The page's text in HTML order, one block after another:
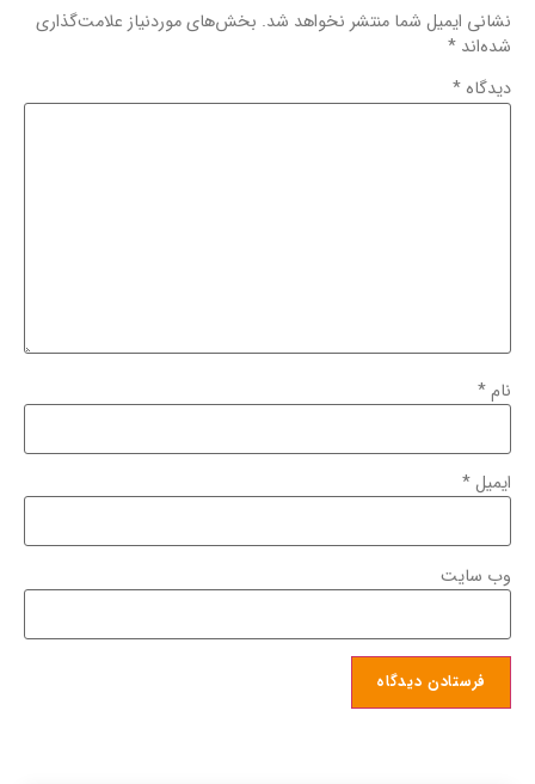
نشانی ایمیل شما منتشر نخواهد شد. بخش‌های موردنیاز علامت‌گذاری
شده‌اند *
دیدگاه *
نام*
ایمیل*
وب‌ سایت